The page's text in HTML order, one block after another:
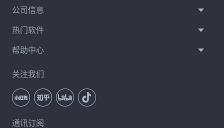
公司信息
热门软件
帮助中心
关注我们
通讯订阅